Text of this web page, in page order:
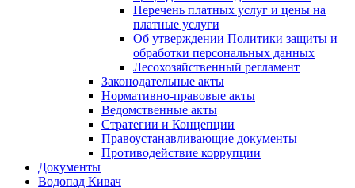
Перечень платных услуг и цены на
платные услуги
Об утверждении Политики защиты и
обработки персональных данных
Лесохозяйственный регламент
Законодательные акты
Нормативно-правовые акты
Ведомственные акты
Стратегии и Концепции
Правоустанавливающие документы
Противодействие коррупции
Документы
Водопад Кивач